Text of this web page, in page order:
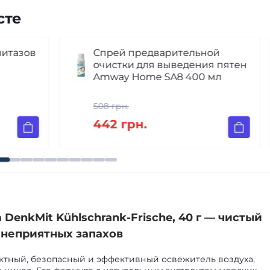
Спрей предварительной
очистки для выведения пятен
Amway Home SA8 400 мл
508 грн.
442 грн.
Kühlschrank-Frische, 40 г — чистый
запахов
безопасный и эффективный освежитель воздуха,